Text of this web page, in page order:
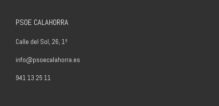
PSOE CALAHORRA
Calle del Sol, 26, 1º
info@psoecalahorra.es
941 13 25 11